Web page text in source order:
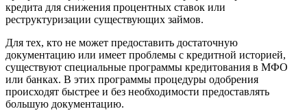
кредита для снижения процентных ставок или
реструктуризации существующих займов.
Для тех, кто не может предоставить достаточную
документацию или имеет проблемы с кредитной историей,
существуют специальные программы кредитования в МФО
или банках. В этих программы процедуры одобрения
происходят быстрее и без необходимости предоставлять
большую документацию.